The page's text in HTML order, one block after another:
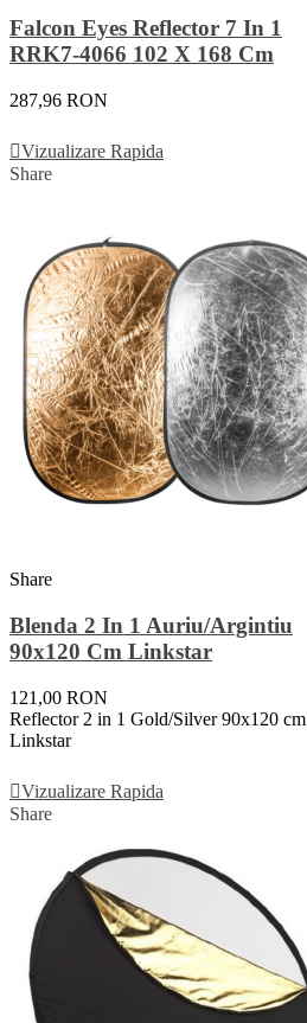
Falcon Eyes Reflector 7 In 1
RRK7-4066 102 X 168 Cm
287,96 RON
Vizualizare Rapida
Share
Share
Blenda 2 In 1 Auriu/argintiu
90x120 Cm Linkstar
121,00 RON
Reflector 2 in 1 Gold/Silver 90x120 cm
Linkstar
Vizualizare Rapida
Share